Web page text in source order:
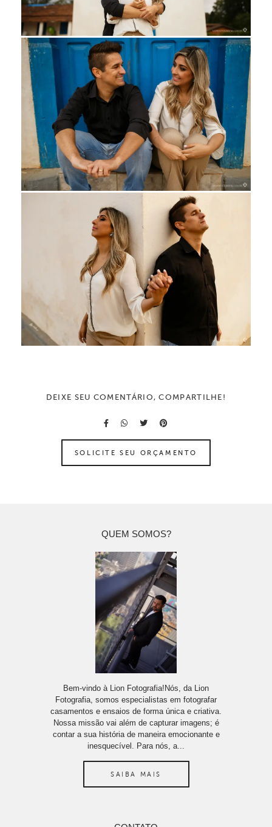
DEIXE SEU COMENTÁRIO, COMPARTILHE!
SOLICITE SEU ORÇAMENTO
QUEM SOMOS?
Bem-vindo à Lion Fotografia!Nós, da Lion
Fotografia, somos especialistas em fotografar
casamentos e ensaios de forma única e criativa.
Nossa missão vai além de capturar imagens; é
contar a sua história de maneira emocionante e
inesquecível. Para nós, a...
SAIBA MAIS